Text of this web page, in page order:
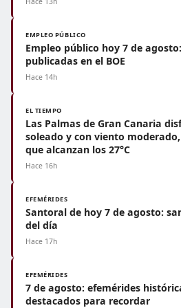
EMPLEO PÚBLICO
Empleo público hoy 7 de
publicadas en el BOE
Hace 14h
EL TIEMPO
Las Palmas de Gran Canaria
soleado y con viento
que alcanzan los 27°C
Hace 16h
EFEMÉRIDES
Santoral de hoy 7 de agosto:
del día
Hace 17h
EFEMÉRIDES
7 de agosto: efemérides
destacados para recordar